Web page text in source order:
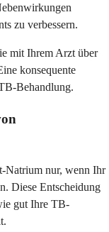
zu verbessern.
mit Ihrem Arzt über
konsequente
Behandlung.
Natrium nur, wenn Ihr
Diese Entscheidung
gut Ihre TB-